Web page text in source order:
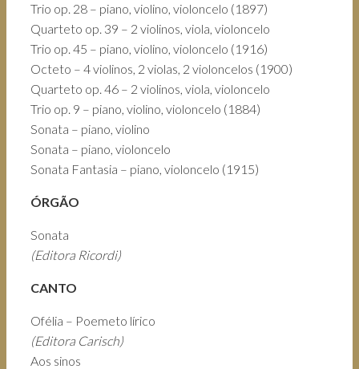
Trio op. 28 – piano, violino, violoncelo (1897)
Quarteto op. 39 – 2 violinos, viola, violoncelo
Trio op. 45 – piano, violino, violoncelo (1916)
Octeto – 4 violinos, 2 violas, 2 violoncelos (1900)
Quarteto op. 46 – 2 violinos, viola, violoncelo
Trio op. 9 – piano, violino, violoncelo (1884)
Sonata – piano, violino
Sonata – piano, violoncelo
Sonata Fantasia – piano, violoncelo (1915)
ÓRGÃO
Sonata
(Editora Ricordi)
CANTO
Ofélia – Poemeto lírico
(Editora Carisch)
Aos sinos